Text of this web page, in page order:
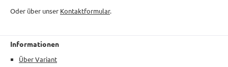
Oder über unser Kontaktformular.
Informationen
Über Variant